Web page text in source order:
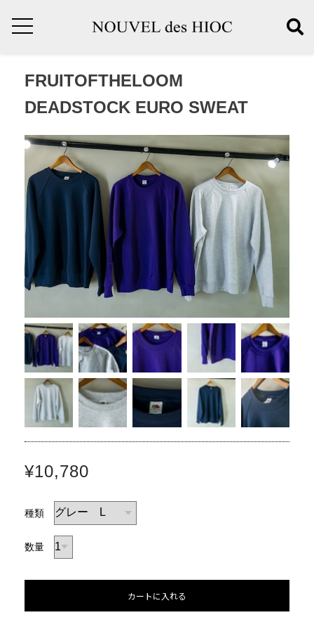
FRUITOFTHELOOM
DEADSTOCK EURO SWEAT
¥10,780
種類
数量
カートに入れる